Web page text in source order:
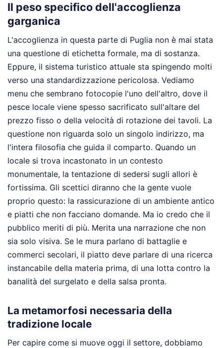
Il peso specifico dell'accoglienza
garganica
L'accoglienza in questa parte di Puglia non è mai stata
una questione di etichetta formale, ma di sostanza.
Eppure, il sistema turistico attuale sta spingendo molti
verso una standardizzazione pericolosa. Vediamo
menu che sembrano fotocopie l'uno dell'altro, dove il
pesce locale viene spesso sacrificato sull'altare del
prezzo fisso o della velocità di rotazione dei tavoli. La
questione non riguarda solo un singolo indirizzo, ma
l'intera filosofia che guida il comparto. Quando un
locale si trova incastonato in un contesto
monumentale, la tentazione di sedersi sugli allori è
fortissima. Gli scettici diranno che la gente vuole
proprio questo: la rassicurazione di un ambiente antico
e piatti che non facciano domande. Ma io credo che il
pubblico meriti di più. Merita una narrazione che non
sia solo visiva. Se le mura parlano di battaglie e
commerci secolari, il piatto deve parlare di una ricerca
instancabile della materia prima, di una lotta contro la
banalità del surgelato e della salsa pronta.
La metamorfosi necessaria della
tradizione locale
Per capire come si muove oggi il settore, dobbiamo